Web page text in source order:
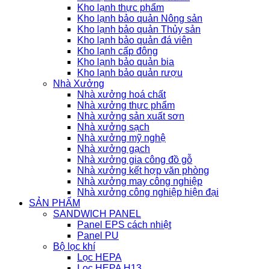
Kho lạnh thực phẩm
Kho lạnh bảo quản Nông sản
Kho lạnh bảo quản Thủy sản
Kho lạnh bảo quản đá viên
Kho lạnh cấp đông
Kho lạnh bảo quản bia
Kho lạnh bảo quản rượu
Nhà Xưởng
Nhà xưởng hoá chất
Nhà xưởng thực phẩm
Nhà xưởng sản xuất sơn
Nhà xưởng sạch
Nhà xưởng mỹ nghệ
Nhà xưởng gạch
Nhà xưởng gia công đồ gỗ
Nhà xưởng kết hợp văn phòng
Nhà xưởng may công nghiệp
Nhà xưởng công nghiệp hiện đại
SẢN PHẨM
SANDWICH PANEL
Panel EPS cách nhiệt
Panel PU
Bộ lọc khí
Lọc HEPA